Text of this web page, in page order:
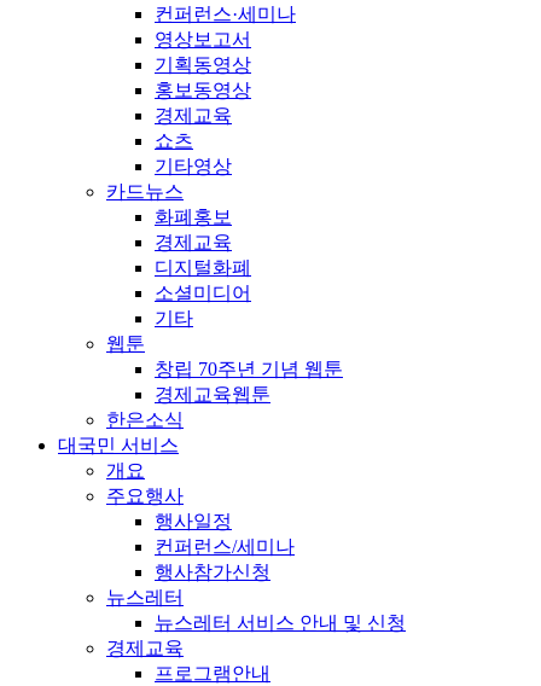
컨퍼런스·세미나
영상보고서
기획동영상
홍보동영상
경제교육
쇼츠
기타영상
카드뉴스
화폐홍보
경제교육
디지털화폐
소셜미디어
기타
웹툰
창립 70주년 기념 웹툰
경제교육웹툰
한은소식
대국민 서비스
개요
주요행사
행사일정
컨퍼런스/세미나
행사참가신청
뉴스레터
뉴스레터 서비스 안내 및 신청
경제교육
프로그램안내